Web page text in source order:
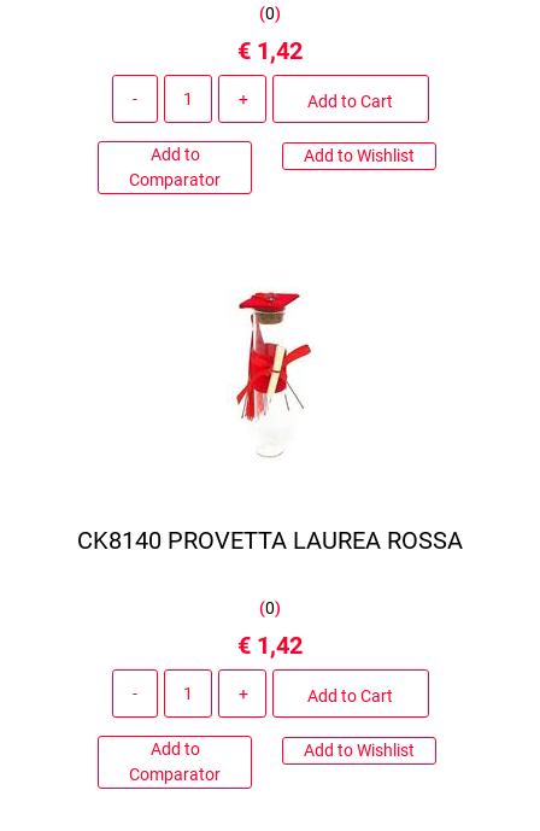
(0)
€ 1,42
Add to Cart
Add to
Comparator
Add to Wishlist
CK8140 PROVETTA LAUREA ROSSA
(0)
€ 1,42
Add to Cart
Add to
Comparator
Add to Wishlist